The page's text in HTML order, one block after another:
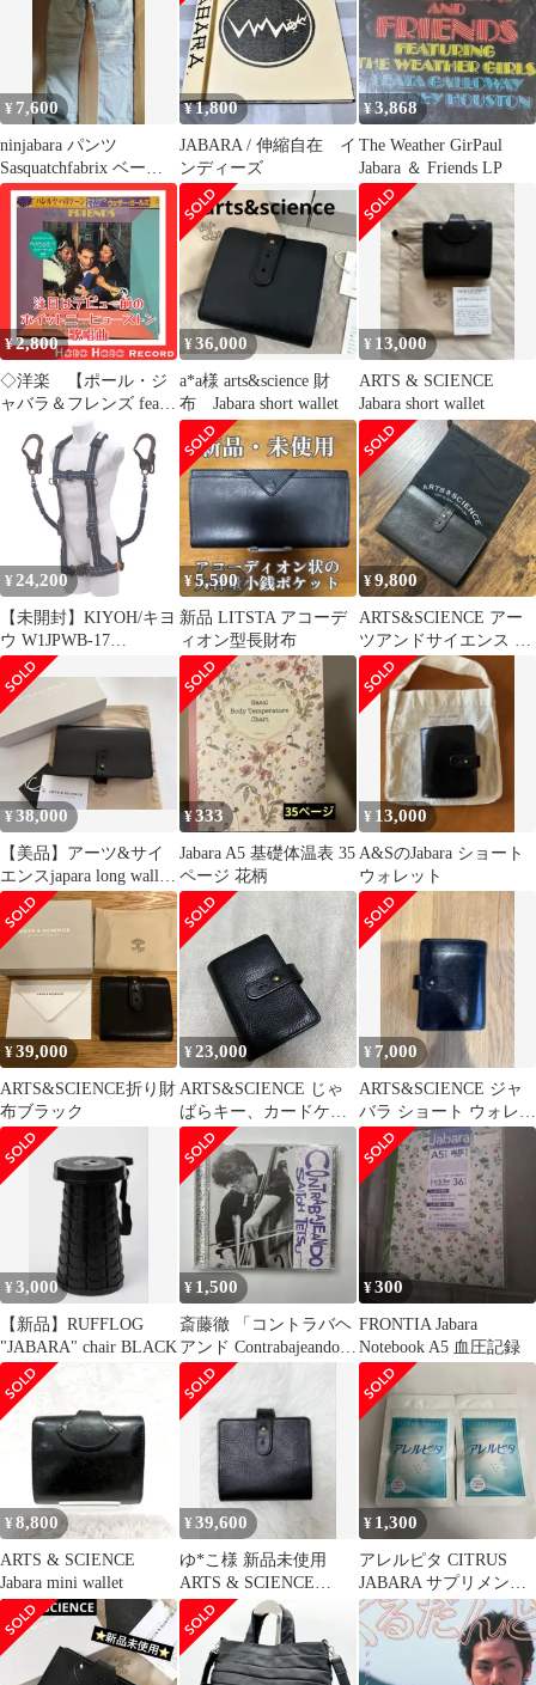
¥ 7,600
ninjabara パンツ
Sasquatchfabrix ベージ
ュ L
¥1,800
JABARA / 伸縮自在 イ
ンディーズ
¥3,868
The Weather GirPaul
Jabara ＆ Friends LP
¥2,800
◇洋楽 【ポール・ジ
ャバラ＆フレンズ feat.
ウェザー・ガールズ 】
1983年発表「 ハレル
ヤ・ハリケーン」デビ
ュー2年前のホイットニ
ーの歌声を収録
（B1）！
¥36,000
a*a様 arts&science 財
布 Jabara short wallet
¥ 13,000
ARTS & SCIENCE
Jabara short wallet
¥ 24,200
【未開封】KIYOH/キヨ
ウ W1JPWB-17
HPNBLJPWB ハーネス
セット H型 黒/青ライン
Lサイズ 安全帯 ●11366
¥5,500
新品 LITSTA アコーデ
ィオン型長財布
¥9,800
ARTS&SCIENCE アー
ツアンドサイエンス 財
布 長財布 黒 レザー
¥38,000
【美品】アーツ&サイ
エンスjapara long wallet
長財布
¥333
Jabara A5 基礎体温表 35
ページ 花柄
¥ 13,000
A&SのJabara ショート
ウォレット
¥39,000
ARTS&SCIENCE折り財
布ブラック
¥23,000
ARTS&SCIENCE じゃ
ばらキー、カードケー
ス
¥ 7,000
ARTS&SCIENCE ジャ
バラ ショート ウォレッ
ト ブラックA&S
¥3,000
【新品】RUFFLOG
"JABARA" chair BLACK
¥ 1,500
斎藤徹 「コントラバヘ
アンド Contrabajeando」
CD
¥300
FRONTIA Jabara
Notebook A5 血圧記録
¥8,800
ARTS & SCIENCE
Jabara mini wallet
¥39,600
ゆ*こ様 新品未使用
ARTS & SCIENCE
Jabara short w
¥ 1,300
アレルピタ CITRUS
JABARA サプリメント
2袋セット